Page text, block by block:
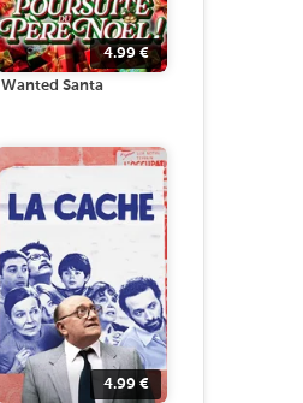
4.99€
Wanted Santa
4.99€